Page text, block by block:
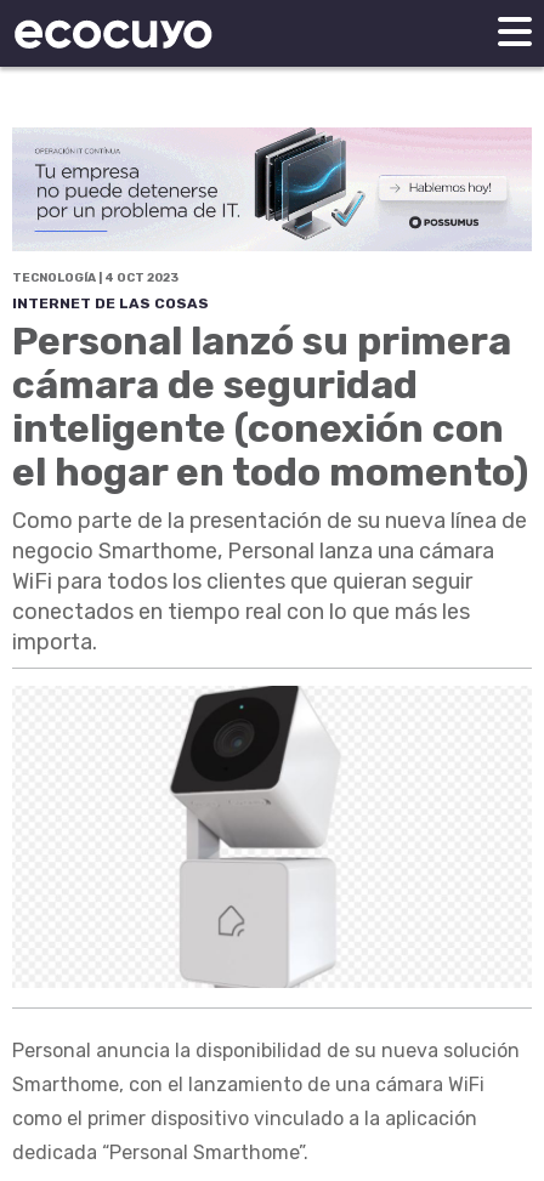
TECNOLOGÍA | 4 OCT 2023
INTERNET DE LAS COSAS
Personal lanzó su primera
cámara de seguridad
inteligente (conexión con
el hogar en todo momento)
Como parte de la presentación de su nueva línea de
negocio Smarthome, Personal lanza una cámara
WiFi para todos los clientes que quieran seguir
conectados en tiempo real con lo que más les
importa.
Personal anuncia la disponibilidad de su nueva solución
Smarthome, con el lanzamiento de una cámara WiFi
como el primer dispositivo vinculado a la aplicación
dedicada “Personal Smarthome”.